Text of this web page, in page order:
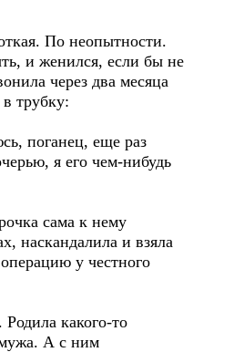
По неопытности.
и женился, если бы не
через два месяца
в трубку:
поганец, еще раз
я его чем-нибудь
сама к нему
наскандалила и взяла
у честного
какого-то
А с ним